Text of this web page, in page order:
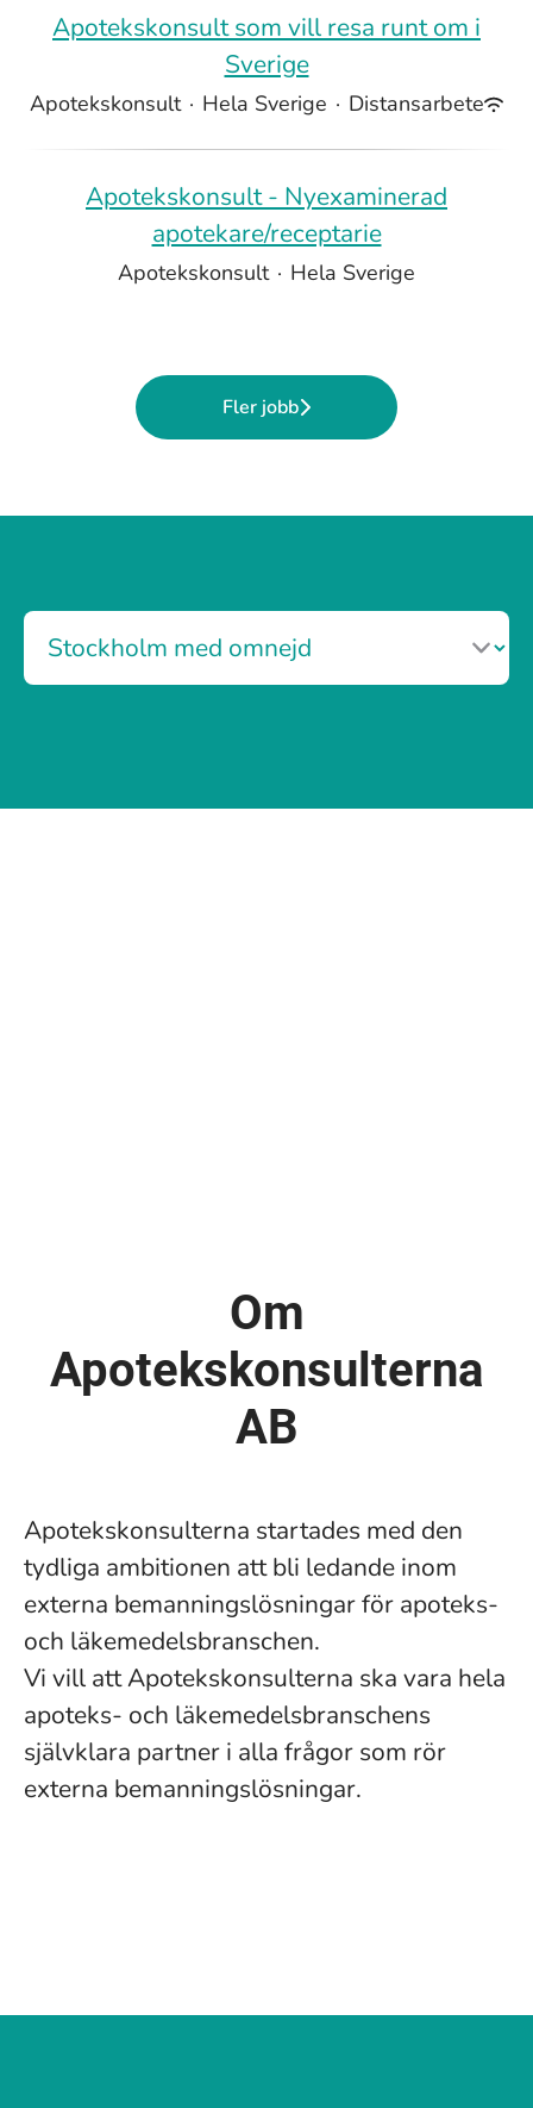
Apotekskonsult som vill resa runt om i
Sverige
Apotekskonsult · Hela Sverige · Distansarbete
Apotekskonsult - Nyexaminerad
apotekare/receptarie
Apotekskonsult · Hela Sverige
Fler jobb
Om
Apotekskonsulterna
AB
Apotekskonsulterna startades med den
tydliga ambitionen att bli ledande inom
externa bemanningslösningar för apoteks-
och läkemedelsbranschen.
Vi vill att Apotekskonsulterna ska vara hela
apoteks- och läkemedelsbranschens
självklara partner i alla frågor som rör
externa bemanningslösningar.